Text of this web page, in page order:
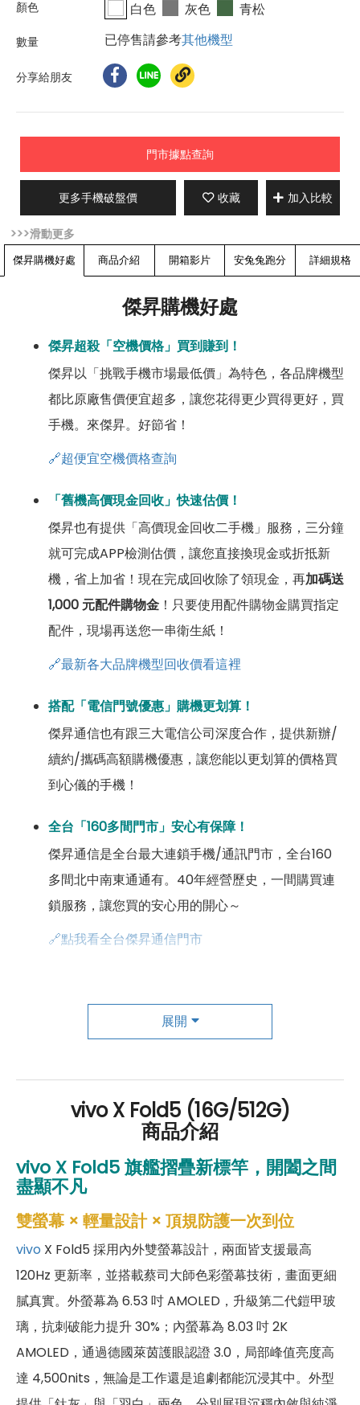
白色 灰色
青松
已停售請參考其他機型
分享給朋友
門市據點查詢
更多手機破盤價 收藏 加入比較
傑昇購機好處 商品介紹 開箱影片 安兔兔跑分 詳細規格
傑昇購機好處
傑昇超殺「空機價格」買到賺到！
傑昇以「挑戰手機市場最低價」為特色，各品牌機型
都比原廠售價便宜超多，讓您花得更少買得更好，買
手機。來傑昇。好節省！
🔗超便宜空機價格查詢
「舊機高價現金回收」快速估價！
傑昇也有提供「高價現金回收二手機」服務，三分鐘
就可完成APP檢測估價，讓您直接換現金或折抵新
機，省上加省！現在完成回收除了領現金，再加碼送
1,000 元配件購物金 ！只要使用配件購物金購買指定
配件，現場再送您一串衛生紙！
🔗最新各大品牌機型回收價看這裡
搭配「電信門號優惠」購機更划算！
傑昇通信也有跟三大電信公司深度合作，提供新辦/
續約/攜碼高額購機優惠，讓您能以更划算的價格買
到心儀的手機！
全台「160多間門市」安心有保障！
傑昇通信是全台最大連鎖手機/通訊門市，全台160
多間北中南東通通有。40年經營歷史，一間購買連
鎖服務，讓您買的安心用的開心～
🔗點我看全台傑昇通信門市
傑昇尊榮會員除了可以「消費集點兌換商品」，每半
年還有「200元配件購物金」，每年再送「VIP生日
展開
vivo X Fold5 (16G/512G)
商品介紹
vivo X Fold5 旗艦摺疊新標竿，開闔之間
盡顯不凡
雙螢幕 × 輕量設計 × 頂規防護一次到位
vivo X Fold5 採用內外雙螢幕設計，兩面皆支援最高
120Hz 更新率，並搭載蔡司大師色彩螢幕技術，畫面更細
膩真實。外螢幕為 6.53 吋 AMOLED，升級第二代鎧甲玻
璃，抗刺破能力提升 30%；內螢幕為 8.03 吋 2K
AMOLED，通過德國萊茵護眼認證 3.0，局部峰值亮度高
達 4,500nits，無論是工作還是追劇都能沉浸其中。外型